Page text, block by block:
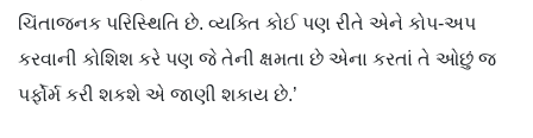
ચિંતાજનક પરિસ્થિતિ છે. વ્યક્તિ કોઈ પણ રીતે એને કોપ-અપ
કરવાની કોશિશ કરે પણ જે તેની ક્ષમતા છે એના કરતાં તે ઓછું જ
પર્ફોર્મ કરી શકશે એ જાણી શકાય છે.’